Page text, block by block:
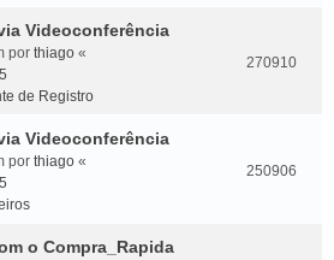
Videoconferência
por thiago «
de Registro
270910
Videoconferência
por thiago «
250906
o Compra_Rapida